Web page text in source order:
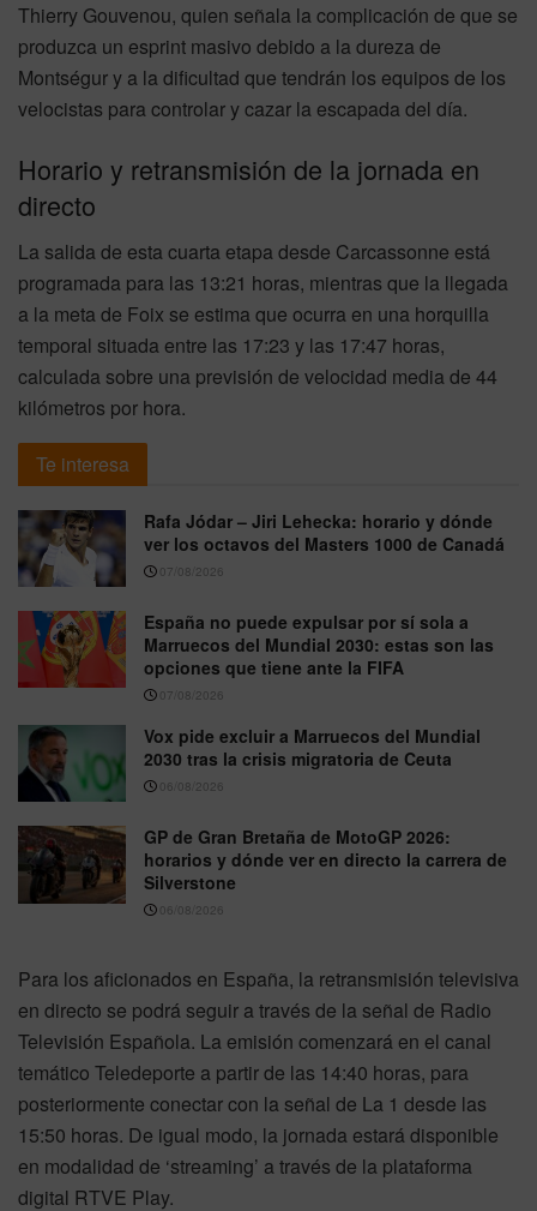
Thierry Gouvenou, quien señala la complicación de que se
produzca un esprint masivo debido a la dureza de
Montségur y a la dificultad que tendrán los equipos de los
velocistas para controlar y cazar la escapada del día.
Horario y retransmisión de la jornada en
directo
La salida de esta cuarta etapa desde Carcassonne está
programada para las 13:21 horas, mientras que la llegada
a la meta de Foix se estima que ocurra en una horquilla
temporal situada entre las 17:23 y las 17:47 horas,
calculada sobre una previsión de velocidad media de 44
kilómetros por hora.
Te interesa
Rafa Jódar – Jiri Lehecka: horario y dónde
ver los octavos del Masters 1000 de Canadá
07/08/2026
España no puede expulsar por sí sola a
Marruecos del Mundial 2030: estas son las
opciones que tiene ante la FIFA
07/08/2026
Vox pide excluir a Marruecos del Mundial
2030 tras la crisis migratoria de Ceuta
06/08/2026
GP de Gran Bretaña de MotoGP 2026:
horarios y dónde ver en directo la carrera de
Silverstone
06/08/2026
Para los aficionados en España, la retransmisión televisiva
en directo se podrá seguir a través de la señal de Radio
Televisión Española. La emisión comenzará en el canal
temático Teledeporte a partir de las 14:40 horas, para
posteriormente conectar con la señal de La 1 desde las
15:50 horas. De igual modo, la jornada estará disponible
en modalidad de ‘streaming’ a través de la plataforma
digital RTVE Play.